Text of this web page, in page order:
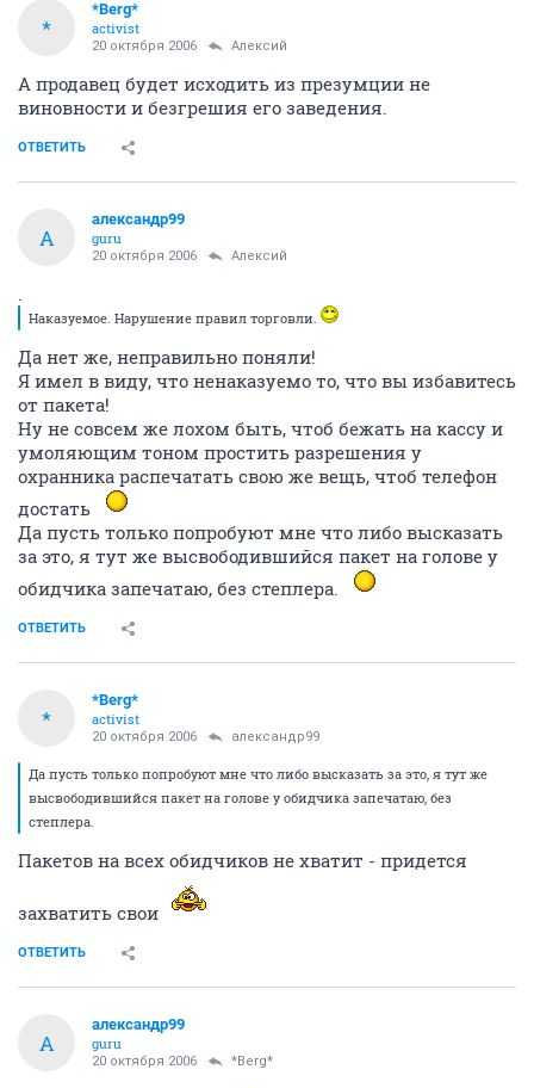
*
*Berg*
activist
20 октября 2006 Алексий
А продавец будет исходить из презумции не
виновности и безгрешия его заведения.
ОТВЕТИТЬ
А
александр99
guru
20 октября 2006 Алексий
.
Наказуемое. Нарушение правил торговли.
Да нет же, неправильно поняли!
Я имел в виду, что ненаказуемо то, что вы избавитесь
от пакета!
Ну не совсем же лохом быть, чтоб бежать на кассу и
умоляющим тоном простить разрешения у
охранника распечатать свою же вещь, чтоб телефон
достать
Да пусть только попробуют мне что либо высказать
за это, я тут же высвободившийся пакет на голове у
обидчика запечатаю, без степлера.
ОТВЕТИТЬ
*
*Berg*
activist
20 октября 2006 александр99
Да пусть только попробуют мне что либо высказать за это, я тут же
высвободившийся пакет на голове у обидчика запечатаю, без
степлера.
Пакетов на всех обидчиков не хватит - придется
захватить свои
ОТВЕТИТЬ
А
александр99
guru
20 октября 2006 *Berg*